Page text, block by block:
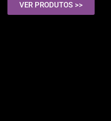
VER PRODUTOS >>